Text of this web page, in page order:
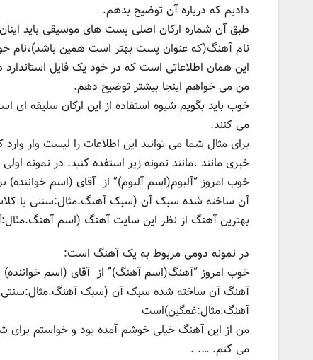
دادیم که درباره آن توضیح بدهم.
طبق آن شماره ارکان اصلی پست های موسیقی باید
نام آهنگ(که عنوان پست بهتر است همین باشد)،نام
این همان اطلاعاتی است که در خود یک فایل
من می خواهم اینجا بیشتر توضیح دهم.
خوب باید بگویم شیوه استفاده از این ارکان سلیقه
می کنند.
برای مثال شما می توانید این اطلاعات را لیست وار
خبری مانند ،مانند نمونه زیر استفده کنید. در نمونه
خوب امروز “آلبوم(اسم آلبوم)” از آقای (اسم
آن ساخته شده سبک آن (سبک آهنگ.مثال:سنتی یا
بهترین آهنگ از نظر این سایت آهنگ (اسم آهنگ.مثال:آهنگ
در نمونه دومی مربوط به یک آهنگ است:
خوب امروز “آهنگ(اسم آهنگ)” از آقای (اسم
آهنگ آن ساخته شده سبک آن (سبک آهنگ.مثال:سنتی
آهنگ.مثال:غمگین)است
من از این آهنگ خیلی خوشم آمده بود و خواستم برای
می کنم. …. .